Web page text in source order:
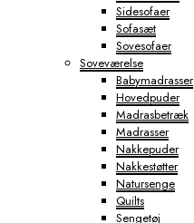
Sidesofaer
Sofasæt
Sovesofaer
Soveværelse
Babymadrasser
Hovedpuder
Madrasbetræk
Madrasser
Nakkepuder
Nakkestøtter
Natursenge
Quilts
Sengetøj